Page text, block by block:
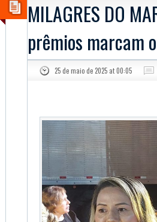
MILAGRES DO
prêmios marcam
25 de maio de 2025 at 00:05